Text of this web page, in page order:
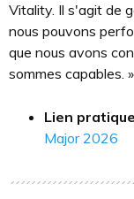
Vitality. Il s'agit de
nous pouvons
que nous avons
sommes capables. »
Lien pratique
Major 2026